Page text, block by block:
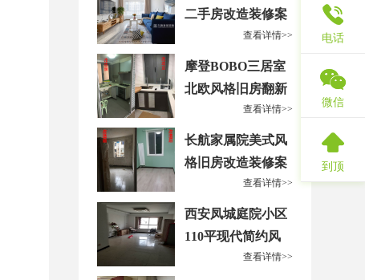
二手房改造装修案
查看详情>>
摩登BOBO三居室
北欧风格旧房翻新
改造装修案例查看详情>>
长航家属院美式风
格旧房改造装修案
查看详情>>
西安凤城庭院小区
110平现代简约风
格翻新改造案例
查看详情>>
电话
微信
到顶